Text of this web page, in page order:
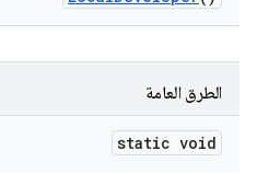
الطرق العامة
static void